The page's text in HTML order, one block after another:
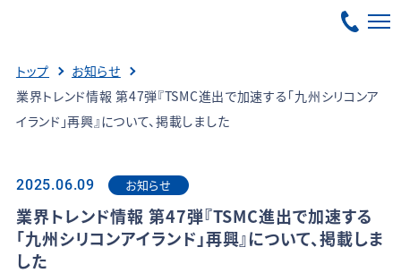
トップ
お知らせ
業界トレンド情報 第47弾『TSMC進出で加速する「九州シリコンア
イランド」再興』について、掲載しました
2025.06.09 お知らせ
業界トレンド情報 第47弾『TSMC進出で加速する
「九州シリコンアイランド」再興』について、掲載しま
した